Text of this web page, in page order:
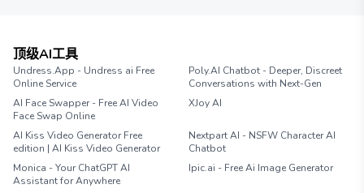
顶级AI工具
Undress.App - Undress ai Free
Online Service
Poly.AI Chatbot - Deeper, Discreet
Conversations with Next-Gen
AI Face Swapper - Free AI Video
Face Swap Online
XJoy AI
AI Kiss Video Generator Free
edition | AI Kiss Video Generator
Nextpart AI - NSFW Character AI
Chatbot
Monica - Your ChatGPT AI
Assistant for Anywhere
Ipic.ai - Free Ai Image Generator